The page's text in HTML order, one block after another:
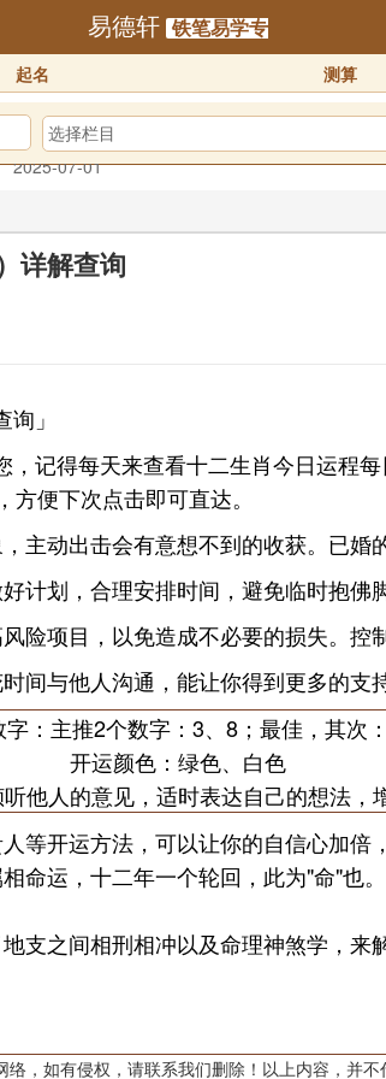
易德轩 铁笔易学专
起名 测算
详解查询
」
记得每天来查看十二生肖今日运程
便下次点击即可直达。
动出击会有意想不到的收获。已婚
划，合理安排时间，避免临时抱佛
项目，以免造成不必要的损失。控
间与他人沟通，能让你得到更多的支
字：主推2个数字：3、8；最佳，其次
开运颜色：绿色、白色
他人的意见，适时表达自己的想法，
等开运方法，可以让你的自信心加倍
运，十二年一个轮回，此为"命"也
之间相刑相冲以及命理神煞学，来
，如有侵权，请联系我们删除！以上内容，并不